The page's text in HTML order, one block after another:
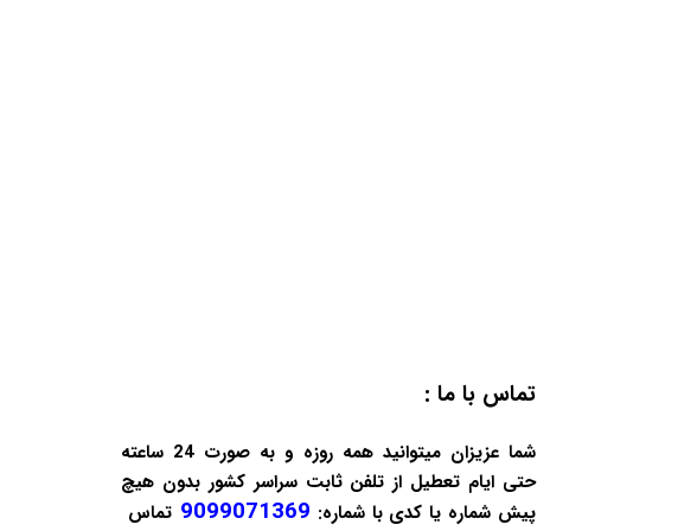
تماس با ما :
شما عزیزان میتوانید همه روزه و به صورت 24 ساعته
حتی ایام تعطیل از تلفن ثابت سراسر کشور بدون هیچ
پیش شماره یا کدی با شماره: 9099071369 تماس